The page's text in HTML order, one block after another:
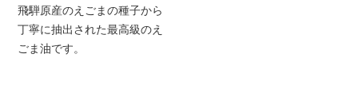
飛騨原産のえごまの種子から
丁寧に抽出された最高級のえ
ごま油です。